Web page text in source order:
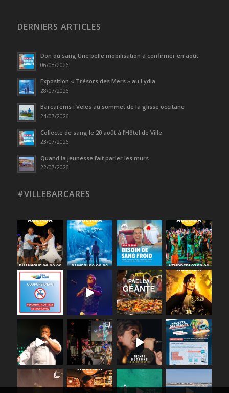
DERNIERS ARTICLES
Don du sang Une belle mobilisation à confirmer en août
06/08/2026
Exposition « Trésors des Mers » au Lydia
28/07/2026
Barcarems i Veles au sommet de la glisse occitane
24/07/2026
Collecte de sang le 20 août à l’Hôtel de Ville
23/07/2026
Quand la jeunesse fait parler les murs
22/07/2026
#VILLEBARCARES